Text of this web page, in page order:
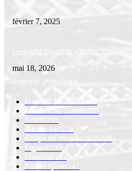
championnat
février 7, 2025
Lemouchi dévoile la sélection
mai 18, 2026
Catégorie populaire
Football Mondial
1259
Football en Tunisie 409
Tennis
285
Basket-ball
231
Coupe du Monde 2026 209
Ligue 1
195
Handball
154
Autres sports 142